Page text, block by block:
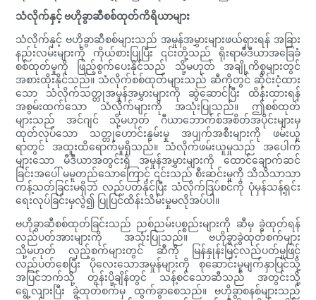
သံလိုက်နှင့် ဗဟိုခွာဆီစစ်ထုတ်ကိရိယာများ
သံလိုက်နှင့် ဗဟိုခွာဆီစစ်များသည် အမှုန်အမွှားများဖယ်ရှားရန် အခြား
နည်းလမ်းများကို ကိုယ်စားပြုပြီး ၎င်းတို့သည် ရိုးရာမီဒီယာအခြေခံ
စစ်ထုတ်မှုကို ဖြည့်စွက်ပေးနိုင်သည် သို့မဟုတ် အချို့ကိစ္စများတွင်
အစားထိုးနိုင်သည်။ သံလိုက်စစ်ထုတ်များသည် ဆီကိုတွင် ဆိုင်းငံ့ထား
သော သံလိုက်သတ္တုအမှုန်အမွှားများကို ဆွဲဆောင်ပြီး ထိန်းထားရန်
အစွမ်းထက်သော သံလိုက်များကို အသုံးပြုသည်။ ဤစစ်ထုတ်
များသည် အင်ဂျင် သို့မဟုတ် ဂီယာဘောက်စ်အစိတ်အပိုင်းများမှ
ထုတ်လုပ်သော သတ္တုဟောင်းနွမ်းမှု အပျက်အစီးများကို ဖမ်းယူ
ရာတွင် အထူးထိရောက်မှုရှိသည်။ သံလိုက်ဖမ်းယူမှုသည် အပေါက်
များသော မီဒီယာအတွင်းရှိ အမှုန်အမွှားများကို ထောင်ချောက်ဆင်
ခြင်းအပေါ် မမူတည်သောကြောင့် ၎င်းသည် စီးဆင်းမှုကို သိသိသာသာ
ကန့်သတ်ခြင်းမရှိဘဲ လည်ပတ်နိုင်ပြီး သံလိုက်ဒြပ်စင်ကို ပုံမှန်သန့်ရှင်း
ရေးလုပ်ခြင်းမှလွဲ၍ ပြုပြင်ထိန်းသိမ်းမှုမလိုအပ်ပါ။
ဗဟိုခွာဆီစစ်ထုတ်ခြင်းသည် ညစ်ညမ်းပစ္စည်းများကို ဆီမှ ခွဲထုတ်ရန်
လည်ပတ်အားများကို အသုံးပြုသည်။ ဗဟိုခွာခွဲထုတ်စက်များ
သို့မဟုတ် လှည့်စက်များတွင် ဆီကို မြန်နှုန်းမြင့်လည်ပတ်မှုဖြင့်
လည်ပတ်စေပြီး ပိုလေးသောအမှုန်များကို စုဆောင်းမှုမျက်နှာပြင်သို့
အပြင်ဘက်သို့ တွန်းပို့ချိန်တွင် သန့်စင်သောဆီသည် အတွင်းသို့
ရွေ့လျားပြီး ခွဲထုတ်စက်မှ ထွက်ခွာစေသည်။ ဗဟိုခွာစနစ်များသည်